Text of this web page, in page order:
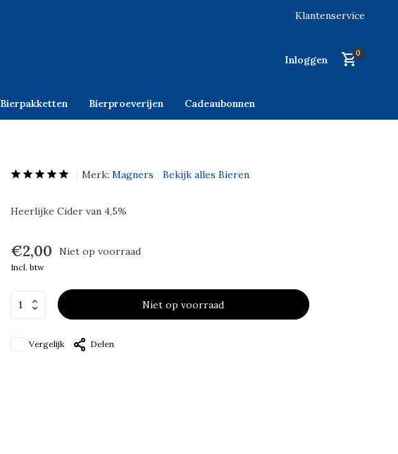
Klantenservice
Inloggen
0
Bierpakketten Bierproeverijen Cadeaubonnen
Merk: Magners Bekijk alles Bieren
Heerlijke Cider van 4,5%
€2,00 Niet op voorraad
Incl. btw
Niet op voorraad
Vergelijk Delen